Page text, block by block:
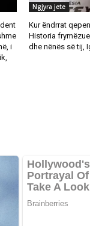
i
Ngjyra jete
Kur ëndrrat
Historia
dhe nënës së tij,